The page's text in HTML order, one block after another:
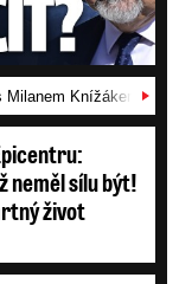
Knížákem
neměl sílu být!
život